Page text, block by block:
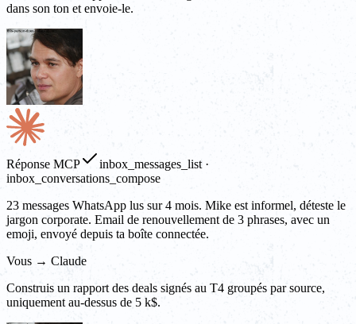
dans son ton et envoie-le.
Réponse MCP
inbox_messages_list ·
inbox_conversations_compose
23 messages WhatsApp lus sur 4 mois. Mike est informel, déteste le
jargon corporate. Email de renouvellement de 3 phrases, avec un
emoji, envoyé depuis ta boîte connectée.
Vous → Claude
Construis un rapport des deals signés au T4 groupés par source,
uniquement au-dessus de 5 k$.